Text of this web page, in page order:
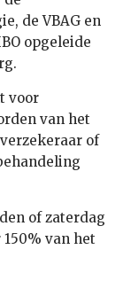
de VBAG en
opgeleide
voor
van het
of
of zaterdag
van het